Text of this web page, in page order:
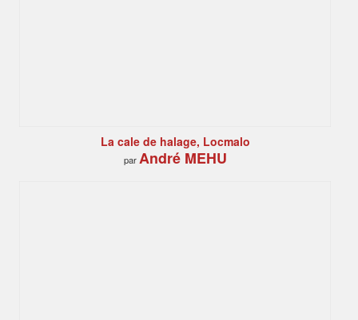
La cale de halage, Locmalo
parAndré MEHU